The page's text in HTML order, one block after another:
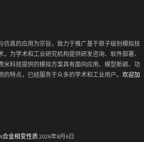
仿真的应用为宗旨，致力于推广基于原子级别模拟技
为学术和工业研究机构提供研发咨询、软件部署、
米科技提供的模拟方案具有面向应用、模型新颖、功
特点，已经服务于众多的学术和工业用户。 欢迎加
合金相变性质2026年8月6日